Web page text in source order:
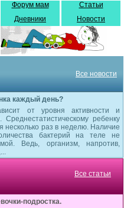
Форум мам
Дневники
Статьи
Новости
Все новости
каждый день?
от уровня активности и
Среднестатистическому ребенку
несколько раз в неделю. Наличие
бактерий на теле не
Ведь, организм, напротив,
Все статьи
подростка.